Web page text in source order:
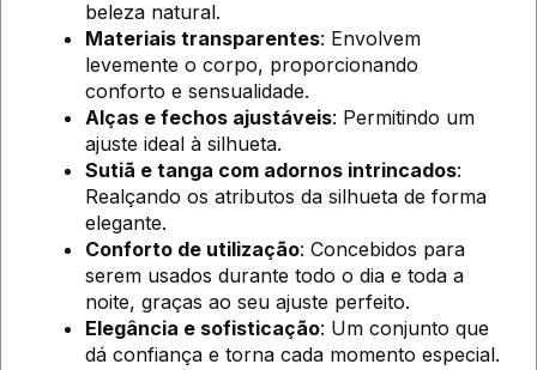
beleza natural.
Materiais transparentes: Envolvem
levemente o corpo, proporcionando
conforto e sensualidade.
Alças e fechos ajustáveis: Permitindo um
ajuste ideal à silhueta.
Sutiã e tanga com adornos intrincados:
Realçando os atributos da silhueta de forma
elegante.
Conforto de utilização: Concebidos para
serem usados durante todo o dia e toda a
noite, graças ao seu ajuste perfeito.
Elegância e sofisticação: Um conjunto que
dá confiança e torna cada momento especial.